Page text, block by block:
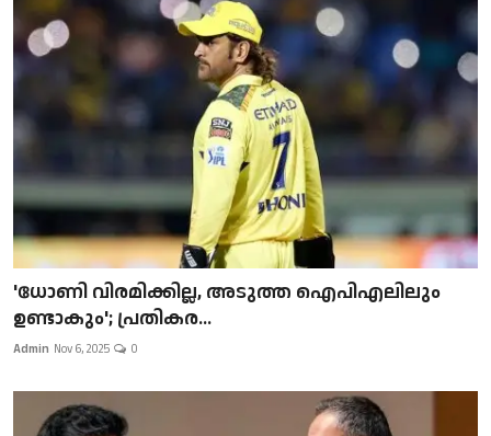
'ധോണി വിരമിക്കില്ല, അടുത്ത ഐപിഎലിലും
ഉണ്ടാകും'; പ്രതികര...
Admin Nov 6, 2025 0